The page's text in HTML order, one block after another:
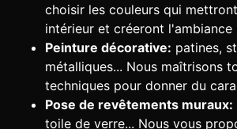
choisir les couleurs qui
intérieur et créeront l'ambiance
Peinture décorative: patines,
métalliques... Nous maîtrisons
techniques pour donner du
Pose de revêtements muraux:
toile de verre... Nous vous